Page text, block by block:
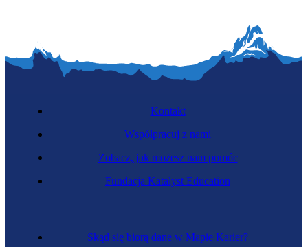
Skąd się biorą dane w Mapie Karier?
Kontakt
Współpracuj z nami
Zobacz, jak możesz nam pomóc
Fundacja Katalyst Education